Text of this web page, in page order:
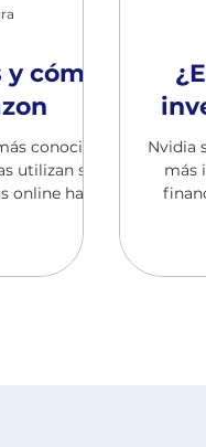
cómo
conocidas
utilizan sus
online hasta
en la que
de este
Nvidia
más